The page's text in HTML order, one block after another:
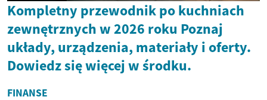
Kompletny przewodnik po kuchniach
zewnętrznych w 2026 roku Poznaj
układy, urządzenia, materiały i oferty.
Dowiedz się więcej w środku.
FINANSE